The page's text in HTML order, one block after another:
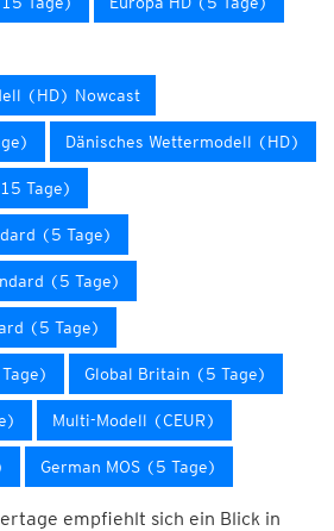
(HD) Nowcast
Dänisches Wettermodell (HD)
Tage)
(5 Tage)
(5 Tage)
(5 Tage)
Global Britain (5 Tage)
Multi-Modell (CEUR)
German MOS (5 Tage)
empfiehlt sich ein Blick in